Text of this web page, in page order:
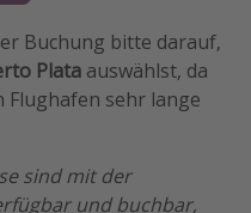
Buchung bitte darauf,
Plata auswählst, da
Flughafen sehr lange
sind mit der
und buchbar,